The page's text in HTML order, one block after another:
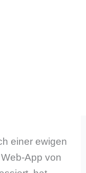
einer ewigen
App von